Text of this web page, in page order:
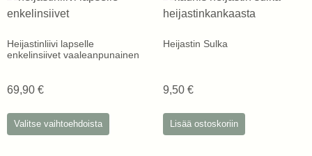
Heijastinliivi lapselle
enkelinsiivet vaaleanpunainen
69,90 €
Valitse vaihtoehdoista
Heijastin Sulka
9,50 €
Lisää ostoskoriin